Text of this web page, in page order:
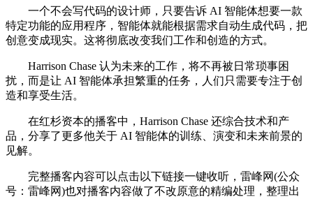
一个不会写代码的设计师，只要告诉 AI 智能体想要一款
特定功能的应用程序，智能体就能根据需求自动生成代码，把
创意变成现实。这将彻底改变我们工作和创造的方式。
Harrison Chase 认为未来的工作，将不再被日常琐事困
扰，而是让 AI 智能体承担繁重的任务，人们只需要专注于创
造和享受生活。
在红杉资本的播客中，Harrison Chase 还综合技术和产
品，分享了更多他关于 AI 智能体的训练、演变和未来前景的
见解。
完整播客内容可以点击以下链接一键收听，雷峰网(公众
号：雷峰网)也对播客内容做了不改原意的精编处理，整理出